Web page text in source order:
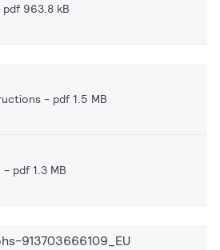
pdf 963.8 kB
pdf 1.5 MB
pdf 1.3 MB
913703666109_EU